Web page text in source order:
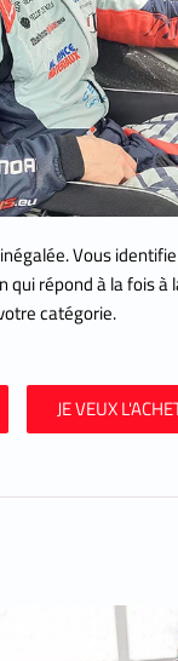
Vous
qui répond à la fois
catégorie.
JE VEUX